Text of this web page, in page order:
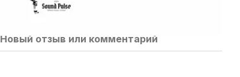
Новый отзыв или комментарий